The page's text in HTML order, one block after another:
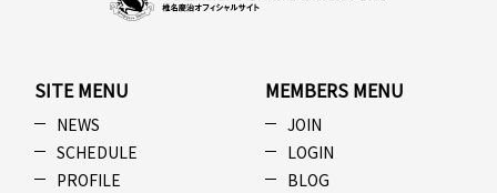
SITE MENU
NEWS
SCHEDULE
PROFILE
MEMBERS MENU
JOIN
LOGIN
BLOG